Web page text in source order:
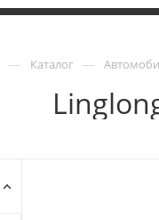
— Каталог —